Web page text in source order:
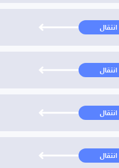
انتقال
انتقال
انتقال
انتقال